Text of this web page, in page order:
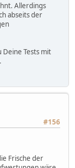
Allerdings
abseits der
Deine Tests mit
#156
Frische der